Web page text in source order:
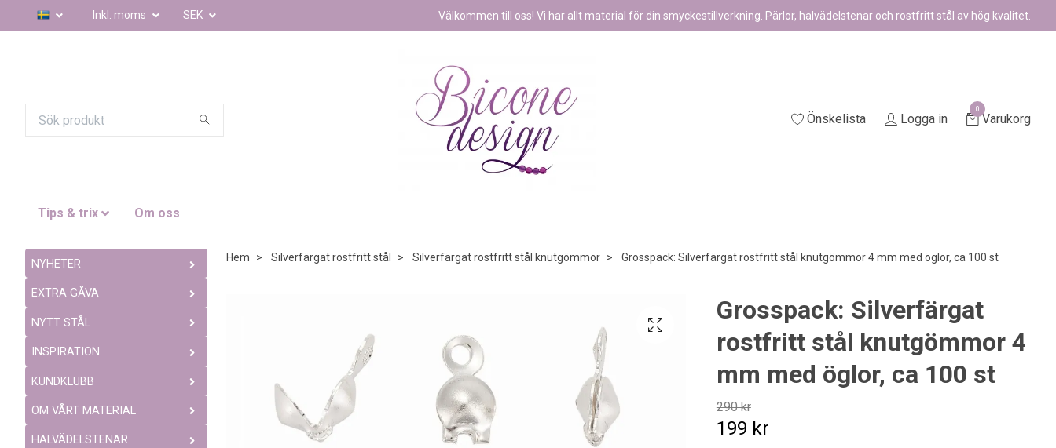
Inkl. moms SEK Välkommen till oss! Vi har allt material för din smyckestillverkning. Pärlor, halvädelstenar och rostfritt stål av hög kvalitet.
Önskelista Logga in
0
Varukorg
Tips & trix Om oss
NYHETER
EXTRA GÅVA
NYTT STÅL
INSPIRATION
KUNDKLUBB
OM VÅRT MATERIAL
HALVÄDELSTENAR
Hem Silverfärgat rostfritt stål Silverfärgat rostfritt stål knutgömmor Grosspack: Silverfärgat rostfritt stål knutgömmor 4 mm med öglor, ca 100 st
Grosspack: Silverfärgat
rostfritt stål knutgömmor 4
mm med öglor, ca 100 st
290 kr
199 kr